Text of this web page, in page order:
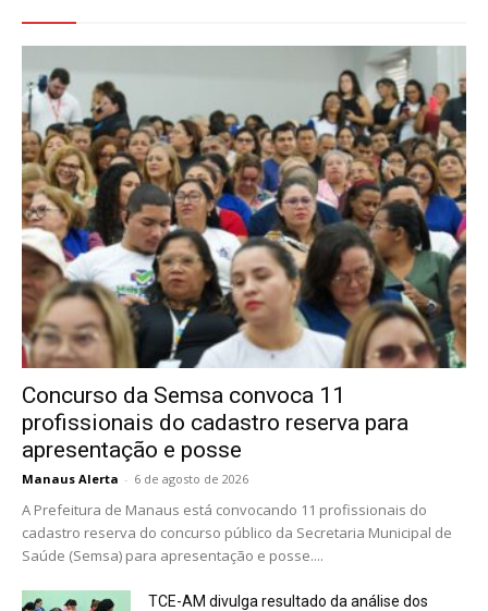
Concurso da Semsa convoca 11
profissionais do cadastro reserva para
apresentação e posse
Manaus Alerta - 6 de agosto de 2026
A Prefeitura de Manaus está convocando 11 profissionais do
cadastro reserva do concurso público da Secretaria Municipal de
Saúde (Semsa) para apresentação e posse....
TCE-AM divulga resultado da análise dos